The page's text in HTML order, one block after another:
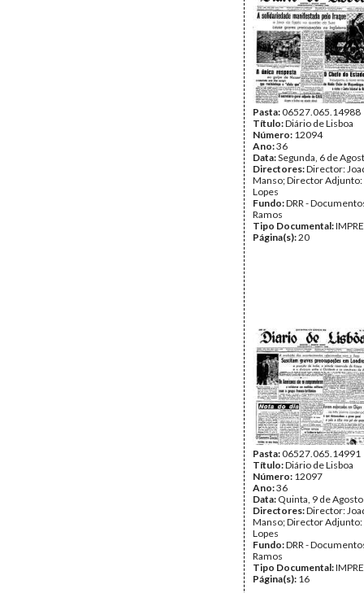
Pasta:06527.065.14988
Título:Diário de Lisboa
Número: 12094
Ano:36
Data:Segunda, 6 de
Directores:Director:
Manso; Director
Lopes
Fundo:DRR -
Ramos
Tipo Documental:
Página(s):20
Pasta:06527.065.14991
Título:Diário de Lisboa
Número: 12097
Ano:36
Data: Quinta, 9 de
Directores:Director:
Manso; Director
Lopes
Fundo:DRR -
Ramos
Tipo Documental:
Página(s): 16